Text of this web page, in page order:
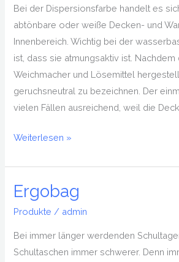
Bei der Dispersionsfarbe handelt es
abtönbare oder weiße Decken- und
Innenbereich. Wichtig bei der
ist, dass sie atmungsaktiv ist. Nachdem
Weichmacher und Lösemittel
geruchsneutral zu bezeichnen. Der
vielen Fällen ausreichend, weil die
Weiterlesen »
Ergobag
Produkte / admin
Bei immer länger werdenden
Schultaschen immer schwerer. Denn
Ergobag